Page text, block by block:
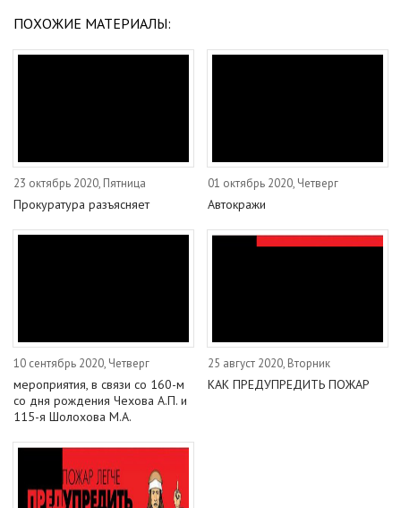
ПОХОЖИЕ МАТЕРИАЛЫ:
23 октябрь 2020, Пятница
Прокуратура разъясняет
01 октябрь 2020, Четверг
Автокражи
10 сентябрь 2020, Четверг
мероприятия, в связи со 160-м
со дня рождения Чехова А.П. и
115-я Шолохова М.А.
25 август 2020, Вторник
КАК ПРЕДУПРЕДИТЬ ПОЖАР